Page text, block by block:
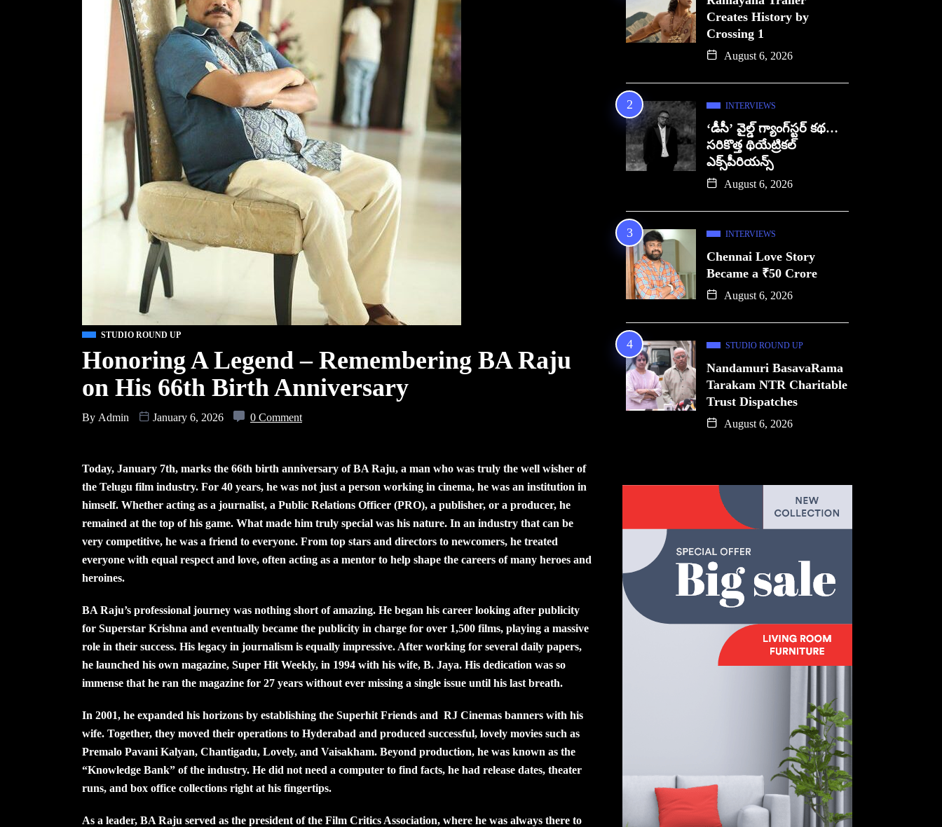
STUDIO ROUND UP
Honoring A Legend – Remembering BA Raju
on His 66th Birth Anniversary
By Admin January 6, 2026 0 Comment
Today, January 7th, marks the 66th birth anniversary of BA Raju, a man who was truly the well wisher of
the Telugu film industry. For 40 years, he was not just a person working in cinema, he was an institution in
himself. Whether acting as a journalist, a Public Relations Officer (PRO), a publisher, or a producer, he
remained at the top of his game. What made him truly special was his nature. In an industry that can be
very competitive, he was a friend to everyone. From top stars and directors to newcomers, he treated
everyone with equal respect and love, often acting as a mentor to help shape the careers of many heroes and
heroines.
BA Raju’s professional journey was nothing short of amazing. He began his career looking after publicity
for Superstar Krishna and eventually became the publicity in charge for over 1,500 films, playing a massive
role in their success. His legacy in journalism is equally impressive. After working for several daily papers,
he launched his own magazine, Super Hit Weekly, in 1994 with his wife, B. Jaya. His dedication was so
immense that he ran the magazine for 27 years without ever missing a single issue until his last breath.
In 2001, he expanded his horizons by establishing the Superhit Friends and RJ Cinemas banners with his
wife. Together, they moved their operations to Hyderabad and produced successful, lovely movies such as
Premalo Pavani Kalyan, Chantigadu, Lovely, and Vaisakham. Beyond production, he was known as the
“Knowledge Bank” of the industry. He did not need a computer to find facts, he had release dates, theater
runs, and box office collections right at his fingertips.
As a leader, BA Raju served as the president of the Film Critics Association, where he was always there to
Creates History by
Crossing 1
August 6, 2026
INTERVIEWS
‘డీసీ’ వైల్డ్ గ్యాంగ్‌స్టర్ కథ…
సరికొత్త థియేట్రికల్
ఎక్స్‌పీరియన్స్
August 6, 2026
INTERVIEWS
Chennai Love Story
Became a ₹50 Crore
August 6, 2026
STUDIO ROUND UP
Nandamuri BasavaRama
Tarakam NTR Charitable
Trust Dispatches
August 6, 2026